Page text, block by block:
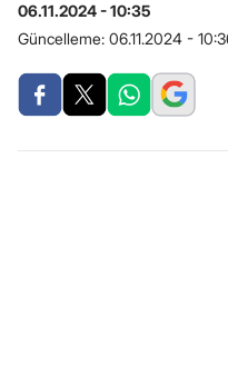
06.11.2024 - 10:35
Güncelleme: 06.11.2024 -